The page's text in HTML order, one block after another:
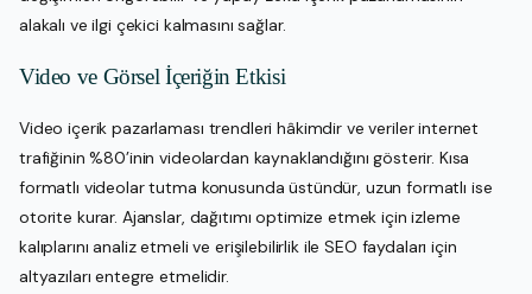
alakalı ve ilgi çekici kalmasını sağlar.
Video ve Görsel İçeriğin Etkisi
Video içerik pazarlaması trendleri hâkimdir ve veriler internet
trafiğinin %80’inin videolardan kaynaklandığını gösterir. Kısa
formatlı videolar tutma konusunda üstündür, uzun formatlı ise
otorite kurar. Ajanslar, dağıtımı optimize etmek için izleme
kalıplarını analiz etmeli ve erişilebilirlik ile SEO faydaları için
altyazıları entegre etmelidir.